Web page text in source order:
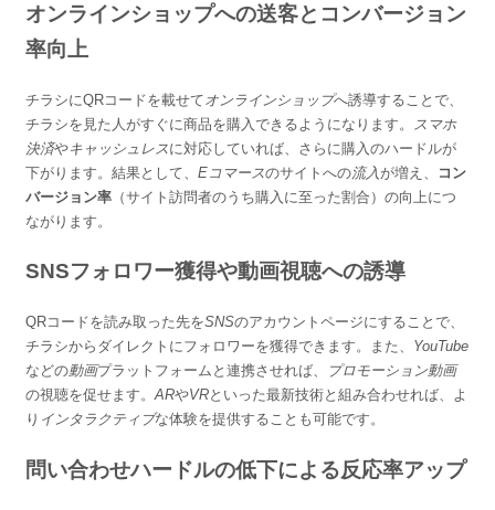
オンラインショップへの送客とコンバージョン
率向上
チラシにQRコードを載せて オンラインショップへ誘導することで、
チラシを見た人がすぐに商品を購入できるようになります。
スマホ
決済やキャッシュレスに対応していれば、さらに購入のハードルが
下がります。結果として、 Eコマースのサイトへの流入 が増え、
コン
バージョン率 （サイト訪問者のうち購入に至った割合）の向上につ
ながります。
SNSフォロワー獲得や動画視聴への誘導
QRコードを読み取った先をSNSのアカウントページにすることで、
チラシからダイレクトにフォロワーを獲得できます。また、 YouTube
などの動画プラットフォームと連携させれば、
プロモーション動画
の視聴を促せます。 ARやVRといった最新技術と組み合わせれば、よ
り インタラクティブな体験を提供することも可能です。
問い合わせハードルの低下による反応率アップ